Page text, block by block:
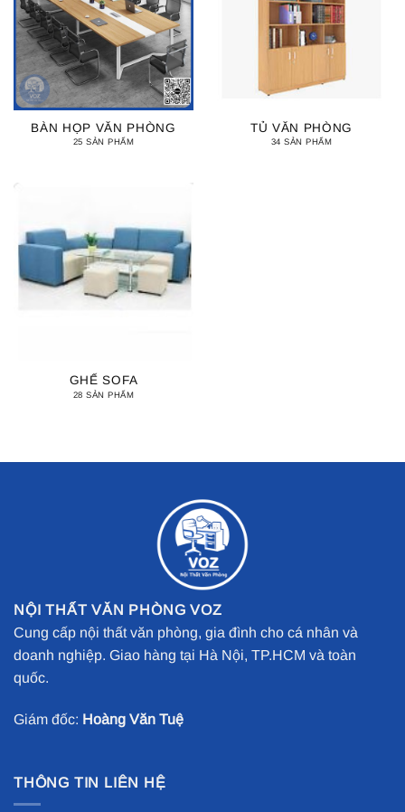
BÀN HỌP VĂN PHÒNG
25 SẢN PHẨM
TỦ VĂN PHÒNG
34 SẢN PHẨM
GHẾ SOFA
28 SẢN PHẨM
NỘI THẤT VĂN PHÒNG VOZ
Cung cấp nội thất văn phòng, gia đình cho cá nhân và
doanh nghiệp. Giao hàng tại Hà Nội, TP.HCM và toàn
quốc.
Giám đốc: Hoàng Văn Tuệ
THÔNG TIN LIÊN HỆ